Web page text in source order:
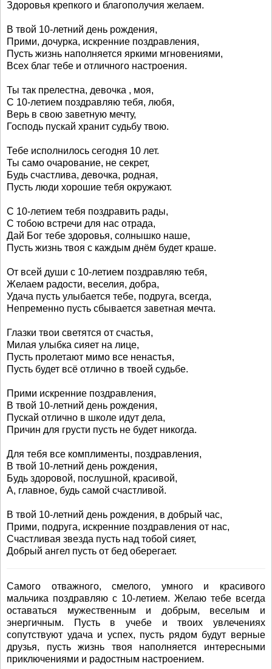
Здоровья крепкого и благополучия желаем.
В твой 10-летний день рождения,
Прими, дочурка, искренние поздравления,
Пусть жизнь наполняется яркими мгновениями,
Всех благ тебе и отличного настроения.
Ты так прелестна, девочка , моя,
С 10-летием поздравляю тебя, любя,
Верь в свою заветную мечту,
Господь пускай хранит судьбу твою.
Тебе исполнилось сегодня 10 лет.
Ты само очарование, не секрет,
Будь счастлива, девочка, родная,
Пусть люди хорошие тебя окружают.
С 10-летием тебя поздравить рады,
С тобою встречи для нас отрада,
Дай Бог тебе здоровья, солнышко наше,
Пусть жизнь твоя с каждым днём будет краше.
От всей души с 10-летием поздравляю тебя,
Желаем радости, веселия, добра,
Удача пусть улыбается тебе, подруга, всегда,
Непременно пусть сбывается заветная мечта.
Глазки твои светятся от счастья,
Милая улыбка сияет на лице,
Пусть пролетают мимо все ненастья,
Пусть будет всё отлично в твоей судьбе.
Прими искренние поздравления,
В твой 10-летний день рождения,
Пускай отлично в школе идут дела,
Причин для грусти пусть не будет никогда.
Для тебя все комплименты, поздравления,
В твой 10-летний день рождения,
Будь здоровой, послушной, красивой,
А, главное, будь самой счастливой.
В твой 10-летний день рождения, в добрый час,
Прими, подруга, искренние поздравления от нас,
Счастливая звезда пусть над тобой сияет,
Добрый ангел пусть от бед оберегает.
Самого отважного, смелого, умного и красивого
мальчика поздравляю с 10-летием. Желаю тебе всегда
оставаться мужественным и добрым, веселым и
энергичным. Пусть в учебе и твоих увлечениях
сопутствуют удача и успех, пусть рядом будут верные
друзья, пусть жизнь твоя наполняется интересными
приключениями и радостным настроением.